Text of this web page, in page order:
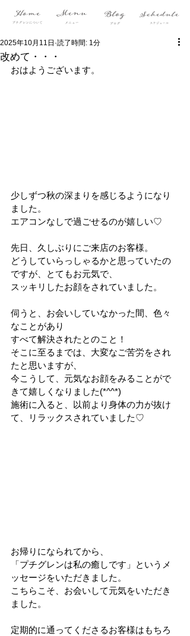
改めて・・・
2025年10月11日 読了時間: 1分
おはようございます。
少しずつ秋の深まりを感じるようになり
ました。
エアコンなしで過ごせるのが嬉しい♡
先日、久しぶりにご来店のお客様。
どうしていらっしゃるかと思っていたの
ですが、とてもお元気で、
スッキリしたお顔をされていました。
伺うと、お会いしていなかった間、色々
なことがあり
すべて解決されたとのこと！
そこに至るまでは、大変なご苦労をされ
たと思いますが、
今こうして、元気なお顔をみることがで
きて嬉しくなりました(*^^*)
施術に入ると、以前より身体の力が抜け
て、リラックスされていました♡
お帰りになられてから、
「プチグレンは私の癒しです」というメ
ッセージをいただきました。
こちらこそ、お会いして元気をいただき
ました。
定期的に通ってくださるお客様はもちろ